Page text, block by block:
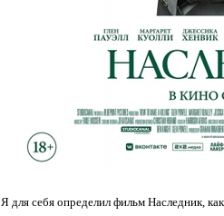
Я для себя определил фильм Наследник,